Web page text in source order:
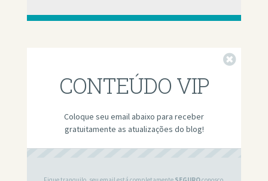
CONTEÚDO VIP
Coloque seu email abaixo para receber
gratuitamente as atualizações do blog!